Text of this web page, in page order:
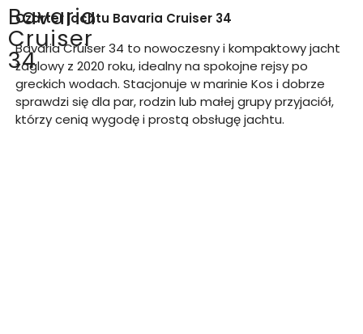
Bavaria
Cruiser
34
Czarter jachtu Bavaria Cruiser 34
Bavaria Cruiser 34 to nowoczesny i kompaktowy jacht
żaglowy z 2020 roku, idealny na spokojne rejsy po
greckich wodach. Stacjonuje w marinie Kos i dobrze
sprawdzi się dla par, rodzin lub małej grupy przyjaciół,
którzy cenią wygodę i prostą obsługę jachtu.